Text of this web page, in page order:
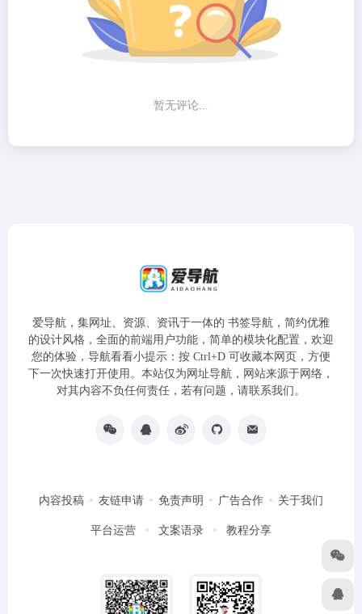
暂无评论...
爱导航，集网址、资源、资讯于一体的 书签导航，简约优雅
的设计风格，全面的前端用户功能，简单的模块化配置，欢迎
您的体验，导航看看小提示：按 Ctrl+D 可收藏本网页，方便
下一次快速打开使用。本站仅为网址导航，网站来源于网络，
对其内容不负任何责任，若有问题，请联系我们。
内容投稿 友链申请 免责声明 广告合作 关于我们
平台运营 文案语录 教程分享